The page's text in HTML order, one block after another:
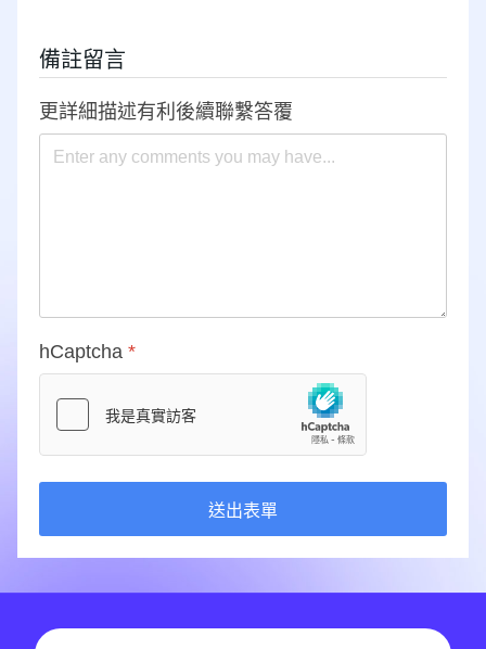
備註留言
更詳細描述有利後續聯繫答覆
hCaptcha *
送出表單